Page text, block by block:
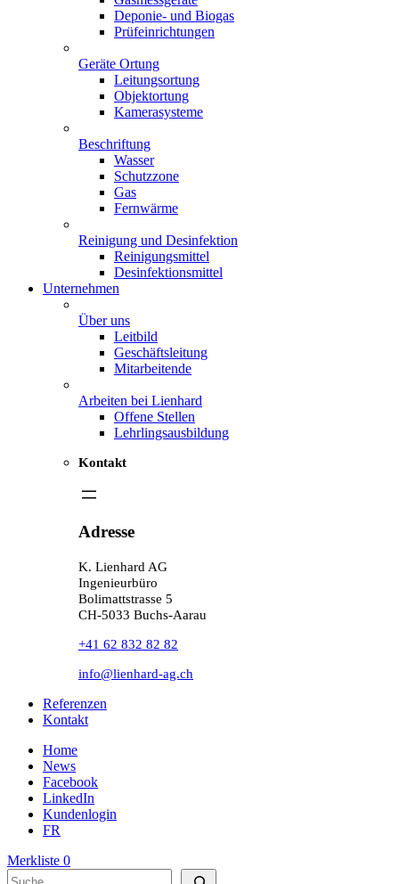
Deponie- und Biogas
Prüfeinrichtungen
Geräte Ortung
Leitungsortung
Objektortung
Kamerasysteme
Beschriftung
Wasser
Schutzzone
Gas
Fernwärme
Reinigung und Desinfektion
Reinigungsmittel
Desinfektionsmittel
Unternehmen
Über uns
Leitbild
Geschäftsleitung
Mitarbeitende
Arbeiten bei Lienhard
Offene Stellen
Lehrlingsausbildung
Kontakt
Adresse
K. Lienhard AG
Ingenieurbüro
Bolimattstrasse 5
CH-5033 Buchs-Aarau
+41 62 832 82 82
info@lienhard-ag.ch
Referenzen
Kontakt
Home
News
Facebook
LinkedIn
Kundenlogin
FR
Merkliste 0
Suchen